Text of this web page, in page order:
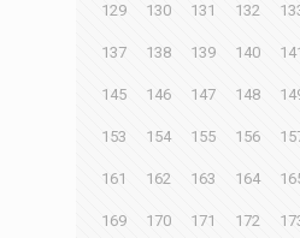
129 130 131 132
137 138 139 140
145 146 147 148
153 154 155 156
161 162 163 164
169 170 171 172